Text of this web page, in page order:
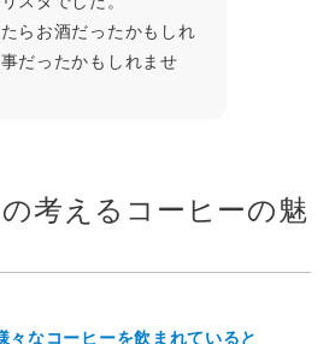
らお酒だったかもしれ
だったかもしれませ
考えるコーヒーの魅
々なコーヒーを飲まれていると